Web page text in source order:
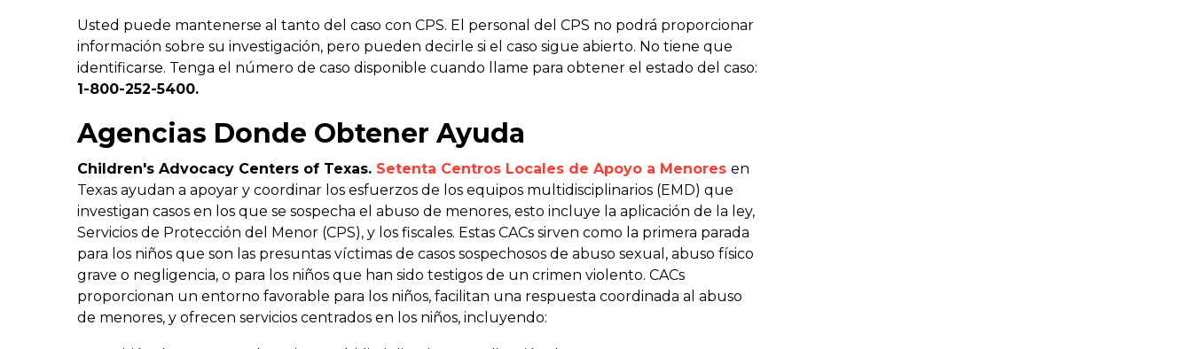
Usted puede mantenerse al tanto del caso con CPS. El personal del CPS no podrá proporcionar
información sobre su investigación, pero pueden decirle si el caso sigue abierto. No tiene que
identificarse. Tenga el número de caso disponible cuando llame para obtener el estado del caso:
1-800-252-5400.
Agencias Donde Obtener Ayuda
Children's Advocacy Centers of Texas. Setenta Centros Locales de Apoyo a Menores en
Texas ayudan a apoyar y coordinar los esfuerzos de los equipos multidisciplinarios (EMD) que
investigan casos en los que se sospecha el abuso de menores, esto incluye la aplicación de la ley,
Servicios de Protección del Menor (CPS), y los fiscales. Estas CACs sirven como la primera parada
para los niños que son las presuntas víctimas de casos sospechosos de abuso sexual, abuso físico
grave o negligencia, o para los niños que han sido testigos de un crimen violento. CACs
proporcionan un entorno favorable para los niños, facilitan una respuesta coordinada al abuso
de menores, y ofrecen servicios centrados en los niños, incluyendo: